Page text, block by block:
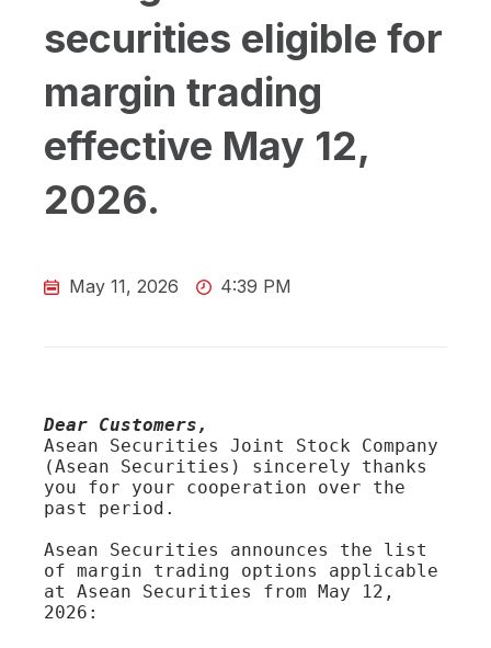
securities eligible for
margin trading
effective May 12,
2026.
May 11, 2026 4:39 PM
Dear Customers,
Asean Securities Joint Stock Company
(Asean Securities) sincerely thanks
you for your cooperation over the
past period.
Asean Securities announces the list
of margin trading options applicable
at Asean Securities from May 12,
2026: